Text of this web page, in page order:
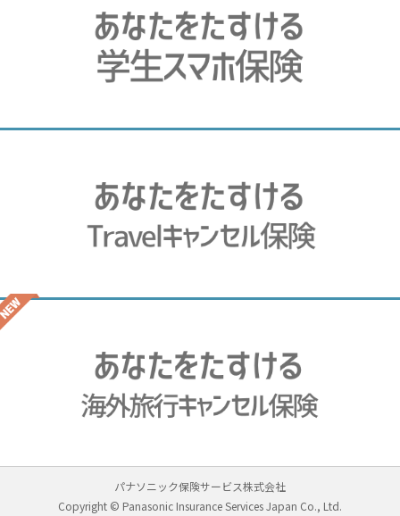
パナソニック保険サービス株式会社
Copyright © Panasonic Insurance Services Japan Co., Ltd.